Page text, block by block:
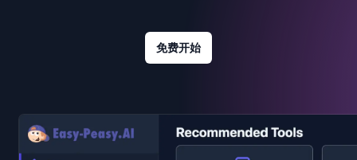
免费开始